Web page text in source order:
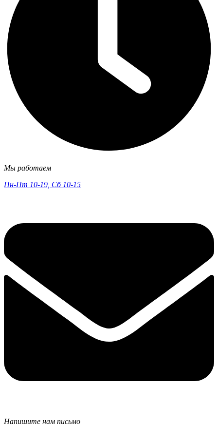
Мы работаем
Пн-Пт 10-19, Сб 10-15
Напишите нам письмо